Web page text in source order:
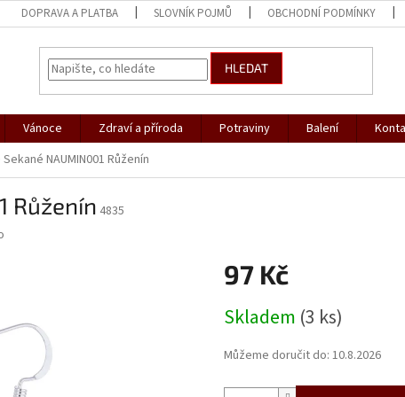
DOPRAVA A PLATBA SLOVNÍK POJMŮ OBCHODNÍ PODMÍNKY
HLEDAT
Vánoce Zdraví a příroda Potraviny Balení
NAUMIN001 Růženín
Růženín 4835
97 Kč
cena:
Skladem (3 ks)
Můžeme doručit do: 10.8.2026